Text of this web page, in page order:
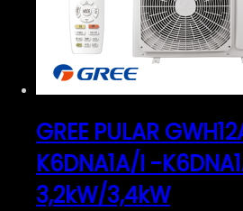
GREE PULAR
K6DNA1A/I -
3,2kW/3,4kW